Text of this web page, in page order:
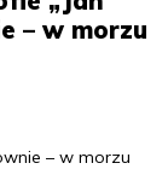
– w morzu
– w morzu